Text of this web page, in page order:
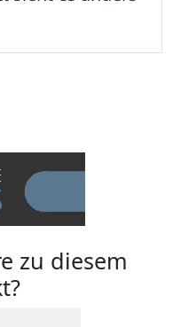
zu diesem